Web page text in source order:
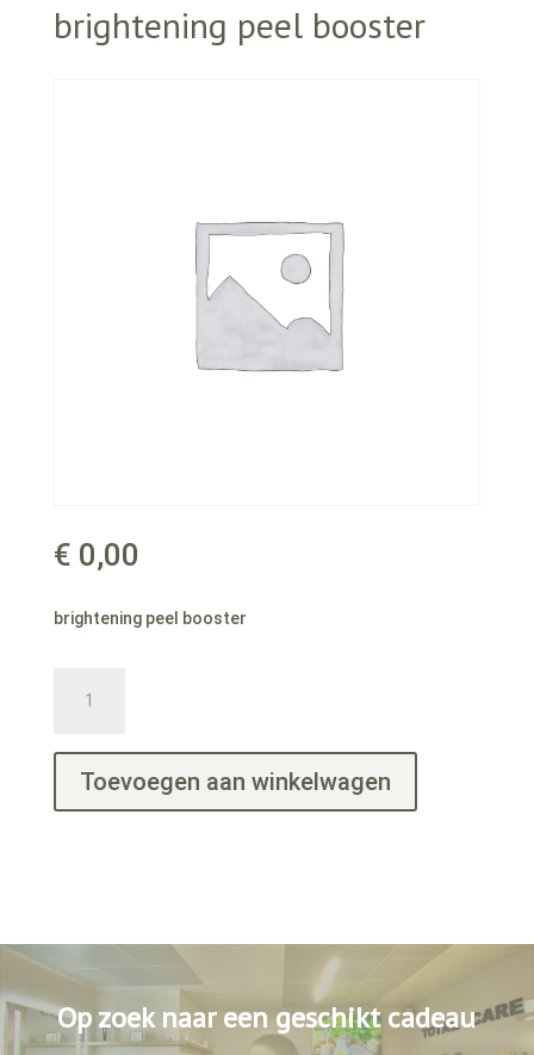
brightening peel booster
€ 0,00
brightening peel booster
Toevoegen aan winkelwagen
Op zoek naar een geschikt cadeau